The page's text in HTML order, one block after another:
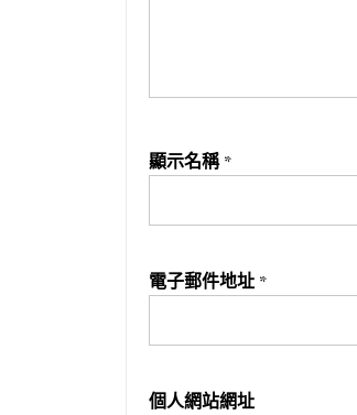
顯示名稱 *
電子郵件地址 *
個人網站網址